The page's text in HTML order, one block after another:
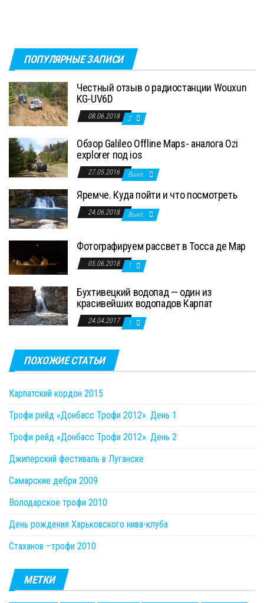
ПОПУЛЯРНЫЕ ЗАПИСИ
Честный отзыв о радиостанции Wouxun
KG-UV6D
08.06.2018 2
Обзор Galileo Offline Maps- аналога Ozi
explorer под ios
27.05.2016 Выкл.
Яремче. Куда пойти и что посмотреть
24.06.2018 Выкл.
Фотографируем рассвет в Тосса де Мар
05.06.2018 1
Бухтивецкий водопад — один из
красивейших водопадов Карпат
24.04.2017 1
ПОХОЖИЕ СТАТЬИ
Карпатский кордон 2015
Трофи рейд «Донбасс Трофи 2012». День 1
Трофи рейд «Донбасс Трофи 2012». День 2
Джиперский фестиваль в Луганске
Самарские дебри 2009
Володарское трофи 2010
День рождения Харьковского нива-клуба
Стаханов –трофи 2010
МЕТКИ